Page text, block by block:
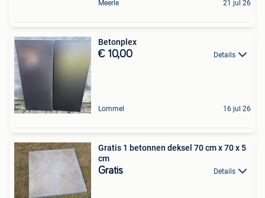
Meerle 21 jul 26
Betonplex
€ 10,00 Details
Lommel 16 jul 26
Gratis 1 betonnen deksel 70 cm x 70 x 5
cm
Gratis Details